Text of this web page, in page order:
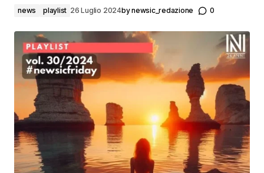
news playlist 26 Luglio 2024bynewsic_redazione 0